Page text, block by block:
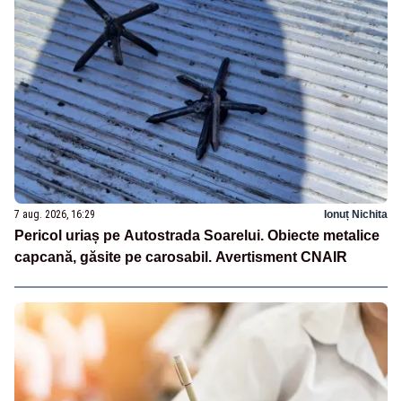
7 aug. 2026, 16:29 Ionuț Nichita
Pericol uriaș pe Autostrada Soarelui. Obiecte metalice
capcană, găsite pe carosabil. Avertisment CNAIR